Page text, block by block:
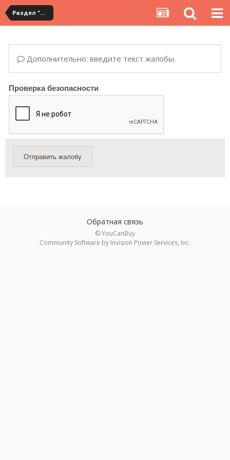
Раздел "Мои покупки" на сервисе YouCanBuy
Дополнительно: введите текст жалобы.
Проверка безопасности
Отправить жалобу
Обратная связь
© YouCanBuy
Community Software by Invision Power Services, Inc.